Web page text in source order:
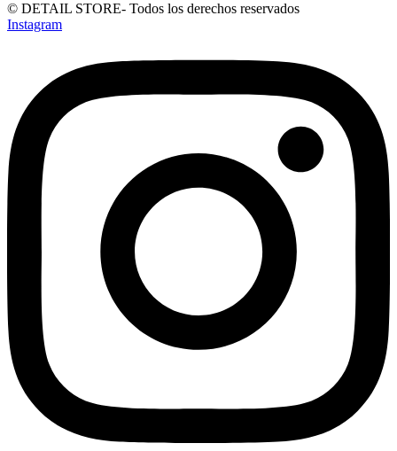
© DETAIL STORE- Todos los derechos reservados
Instagram